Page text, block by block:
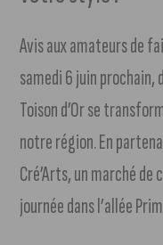
Avis aux amateurs de
samedi 6 juin prochain,
Toison d’Or se
notre région. En
Cré’Arts, un marché
journée dans l’allée